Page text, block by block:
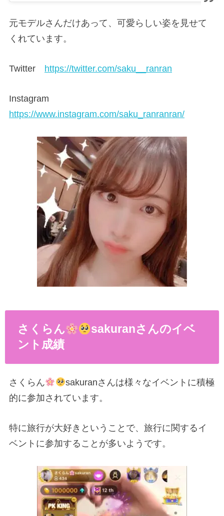
元モデルさんだけあって、可愛らしい姿を見せて
くれています。
Twitter https://twitter.com/saku__ranran
Instagram
https://www.instagram.com/saku_ranranran/
さくらん
sakuranさんのイベ
ント成績
さくらん
sakuranさんは様々なイベントに積極
的に参加されています。
特に旅行が大好きということで、旅行に関するイ
ベントに参加することが多いようです。